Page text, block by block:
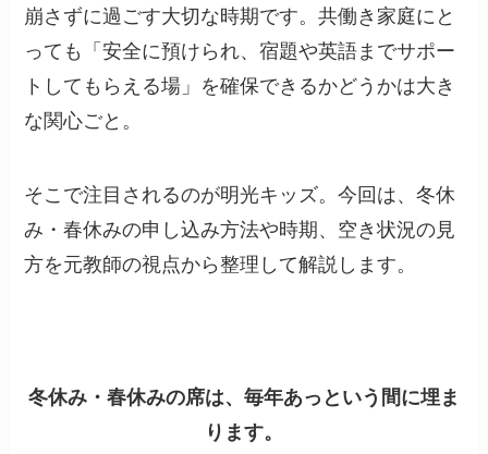
崩さずに過ごす大切な時期です。共働き家庭にと
っても「安全に預けられ、宿題や英語までサポー
トしてもらえる場」を確保できるかどうかは大き
な関心ごと。
そこで注目されるのが明光キッズ。今回は、冬休
み・春休みの申し込み方法や時期、空き状況の見
方を元教師の視点から整理して解説します。
冬休み・春休みの席は、毎年あっという間に埋ま
ります。